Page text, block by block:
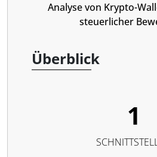
Analyse von Krypto-
steuerlicher
Überblick
1